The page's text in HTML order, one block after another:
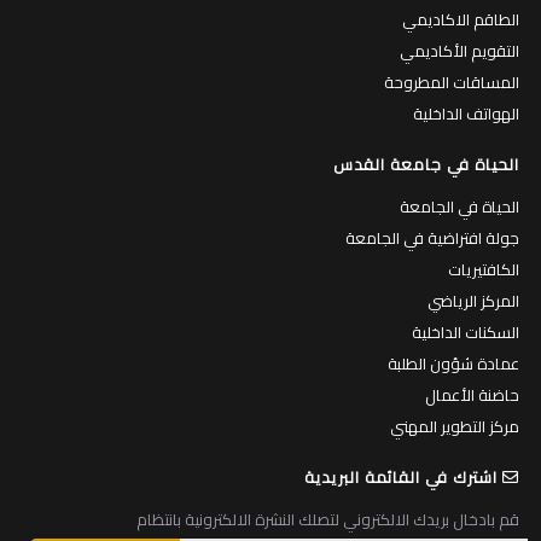
الطاقم الاكاديمي
التقويم الأكاديمي
المساقات المطروحة
الهواتف الداخلية
الحياة في جامعة القدس
الحياة في الجامعة
جولة افتراضية في الجامعة
الكافتيريات
المركز الرياضي
السكنات الداخلية
عمادة شؤون الطلبة
حاضنة الأعمال
مركز التطوير المهني
اشترك في القائمة البريدية
قم بادخال بريدك الالكتروني لتصلك النشرة الالكترونية بانتظام